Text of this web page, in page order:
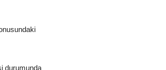
durumunda